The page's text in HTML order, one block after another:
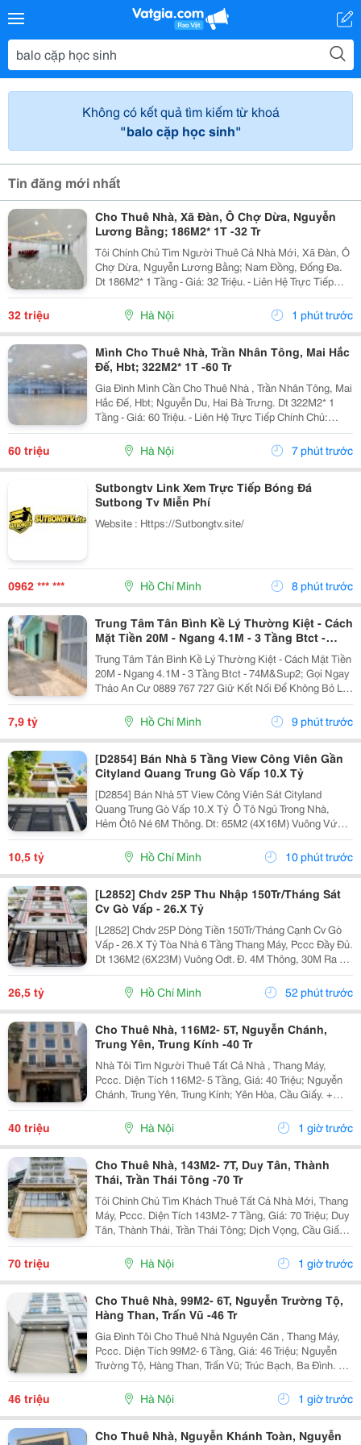
Không có kết quả tìm kiếm từ khoá
"balo cặp học sinh"
Tin đăng mới nhất
Cho Thuê Nhà, Xã Đàn, Ô Chợ Dừa, Nguyễn
Lương Bằng; 186M2* 1T -32 Tr
Tôi Chính Chủ Tìm Người Thuê Cả Nhà Mới, Xã Đàn, Ô
Chợ Dừa, Nguyễn Lương Bằng; Nam Đồng, Đống Đa.
Dt 186M2* 1 Tầng - Giá: 32 Triệu. - Liên Hệ Trực Tiếp
Chính Chủ: 0988289962 - Vỉa Hè Lớn, Mặt Tiền Rộng,
Thoáng. - Vị Trí Ngay Gần Ngã Ba, Khu Đông Dân...
32 triệu Hà Nội 1 phút trước
Mình Cho Thuê Nhà, Trần Nhân Tông, Mai Hắc
Đế, Hbt; 322M2* 1T -60 Tr
Gia Đình Mình Cần Cho Thuê Nhà , Trần Nhân Tông, Mai
Hắc Đế, Hbt; Nguyễn Du, Hai Bà Trưng. Dt 322M2* 1
Tầng - Giá: 60 Triệu. - Liên Hệ Trực Tiếp Chính Chủ:
0942854881 - Vỉa Hè Lớn, Mặt Tiền Rộng, Thoáng. - Vị
Trí Ngay Gần Ngã Ba, Khu Đông Dân Cư,...
60 triệu Hà Nội 7 phút trước
Sutbongtv Link Xem Trực Tiếp Bóng Đá
Sutbong Tv Miễn Phí
Website : Https://Sutbongtv.site/
0962 *** *** Hồ Chí Minh 8 phút trước
Trung Tâm Tân Bình Kề Lý Thường Kiệt - Cách
Mặt Tiền 20M - Ngang 4.1M - 3 Tầng Btct -
74M²
Trung Tâm Tân Bình Kề Lý Thường Kiệt - Cách Mặt Tiền
20M - Ngang 4.1M - 3 Tầng Btct - 74M&Sup2; Gọi Ngay
Thảo An Cư 0889 767 727 Giữ Kết Nối Để Không Bỏ Lỡ
Cơ Hội Sở Hữu Tài Sản Giá Tốt Nhất Khu Vực. Bạn
Mua Nhà Để Tích Sản Lâu Dài?...
7,9 tỷ Hồ Chí Minh 9 phút trước
[D2854] Bán Nhà 5 Tầng View Công Viên Gần
Cityland Quang Trung Gò Vấp 10.X Tỷ
[D2854] Bán Nhà 5T View Công Viên Sát Cityland
Quang Trung Gò Vấp 10.X Tỷ ️ Ô Tô Ngủ Trong Nhà,
Hẻm Ôtô Né 6M Thông. Dt: 65M2 (4X16M) Vuông Vức,
Shr Odt. ️ Trệt, Lửng, 2L, St, 4 P.ngủ 5Tolet, Ở Ngay. V.trí
Đẹp, Cách Quang Trung 50M. ⏩ Gọi Điện...
10,5 tỷ Hồ Chí Minh 10 phút trước
[L2852] Chdv 25P Thu Nhập 150Tr/Tháng Sát
Cv Gò Vấp - 26.X Tỷ
[L2852] Chdv 25P Dòng Tiền 150Tr/Tháng Cạnh Cv Gò
Vấp - 26.X Tỷ Tòa Nhà 6 Tầng Thang Máy, Pccc Đầy Đủ.
Dt 136M2 (6X23M) Vuông Odt. Đ. 4M Thông, 30M Ra An
Nhơn. Thu Nhập 150Tr/Th, Có Thể Nâng 28P. Liên Hệ
Ngay Để Xem Nhà Trực Tiếp!
26,5 tỷ Hồ Chí Minh 52 phút trước
Cho Thuê Nhà, 116M2- 5T, Nguyễn Chánh,
Trung Yên, Trung Kính -40 Tr
Nhà Tôi Tìm Người Thuê Tất Cả Nhà , Thang Máy,
Pccc. Diện Tích 116M2- 5 Tầng, Giá: 40 Triệu; Nguyễn
Chánh, Trung Yên, Trung Kính; Yên Hòa, Cầu Giấy. +
Liên Hệ Trực Tiếp Chủ Nhà: 0945471581 + Vỉa Hè Lớn,
Mặt Tiền Rộng,Thoáng. + Vị Trí Gần Ngay Ngã...
40 triệu Hà Nội 1 giờ trước
Cho Thuê Nhà, 143M2- 7T, Duy Tân, Thành
Thái, Trần Thái Tông -70 Tr
Tôi Chính Chủ Tìm Khách Thuê Tất Cả Nhà Mới, Thang
Máy, Pccc. Diện Tích 143M2- 7 Tầng, Giá: 70 Triệu; Duy
Tân, Thành Thái, Trần Thái Tông; Dịch Vọng, Cầu Giấy.
+ Liên Hệ Trực Tiếp Chủ Nhà: 0988289962 + Vỉa Hè
Lớn, Mặt Tiền Rộng,Thoáng. + Vị Trí Gần...
70 triệu Hà Nội 1 giờ trước
Cho Thuê Nhà, 99M2- 6T, Nguyễn Trường Tộ,
Hàng Than, Trấn Vũ -46 Tr
Gia Đình Tôi Cho Thuê Nhà Nguyên Căn , Thang Máy,
Pccc. Diện Tích 99M2- 6 Tầng, Giá: 46 Triệu; Nguyễn
Trường Tộ, Hàng Than, Trấn Vũ; Trúc Bạch, Ba Đình. +
Liên Hệ Trực Tiếp Chủ Nhà: 0942854881 + Vỉa Hè Lớn,
Mặt Tiền Rộng,Thoáng. + Vị Trí Gần Ngay...
46 triệu Hà Nội 1 giờ trước
Cho Thuê Nhà, Nguyễn Khánh Toàn, Nguyễn